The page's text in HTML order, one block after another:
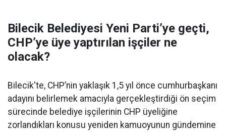
Bilecik Belediyesi Yeni Parti’ye geçti,
CHP’ye üye yaptırılan işçiler ne
olacak?
Bilecik'te, CHP’nin yaklaşık 1,5 yıl önce cumhurbaşkanı
adayını belirlemek amacıyla gerçekleştirdiği ön seçim
sürecinde belediye işçilerinin CHP üyeliğine
zorlandıkları konusu yeniden kamuoyunun gündemine